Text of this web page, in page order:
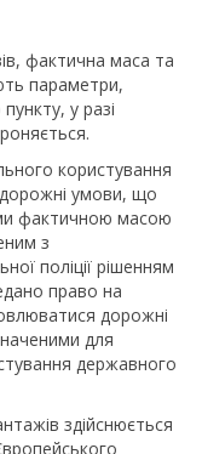
фактична маса та
параметри,
у разі
користування
дорожні умови, що
фактичною масою
з
поліції рішенням
право на
дорожні
для
державного
здійснюється